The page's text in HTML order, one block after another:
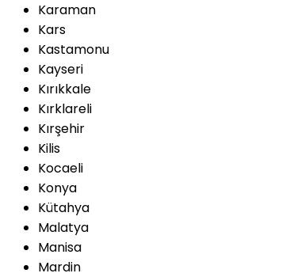
Karaman
Kars
Kastamonu
Kayseri
Kırıkkale
Kırklareli
Kırşehir
Kilis
Kocaeli
Konya
Kütahya
Malatya
Manisa
Mardin